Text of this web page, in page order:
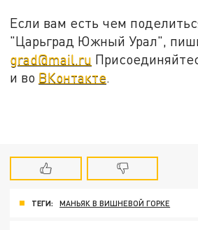
Если вам есть чем
"Царьград Южный Урал",
grad@mail.ru
и во ВКонтакте.
ТЕГИ: МАНЬЯК В ВИШНЕВОЙ ГОРКЕ